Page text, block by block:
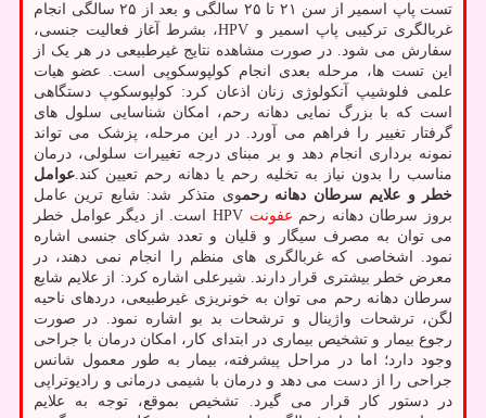
تست پاپ اسمیر از سن ۲۱ تا ۲۵ سالگی و بعد از ۲۵ سالگی انجام
غربالگری ترکیبی پاپ اسمیر و HPV، بشرط آغاز فعالیت جنسی،
سفارش می شود. در صورت مشاهده نتایج غیرطبیعی در هر یک از
این تست ها، مرحله بعدی انجام کولپوسکوپی است. عضو هیات
علمی فلوشیپ آنکولوژی زنان اذعان کرد: کولپوسکوپ دستگاهی
است که با بزرگ نمایی دهانه رحم، امکان شناسایی سلول های
گرفتار تغییر را فراهم می آورد. در این مرحله، پزشک می تواند
نمونه برداری انجام دهد و بر مبنای درجه تغییرات سلولی، درمان
مناسب را بدون نیاز به تخلیه رحم یا دهانه رحم تعیین کند. عوامل
خطر و علایم سرطان دهانه رحموی متذکر شد: شایع ترین عامل
بروز سرطان دهانه رحم عفونت
HPV است. از دیگر عوامل خطر
می توان به مصرف سیگار و قلیان و تعدد شرکای جنسی اشاره
نمود. اشخاصی که غربالگری های منظم را انجام نمی دهند، در
معرض خطر بیشتری قرار دارند. شیرعلی اشاره کرد: از علایم شایع
سرطان دهانه رحم می توان به خونریزی غیرطبیعی، دردهای ناحیه
لگن، ترشحات واژینال و ترشحات بد بو اشاره نمود. در صورت
رجوع بیمار و تشخیص بیماری در ابتدای کار، امکان درمان با جراحی
وجود دارد؛ اما در مراحل پیشرفته، بیمار به طور معمول شانس
جراحی را از دست می دهد و درمان با شیمی درمانی و رادیوتراپی
در دستور کار قرار می گیرد. تشخیص بموقع، توجه به علایم